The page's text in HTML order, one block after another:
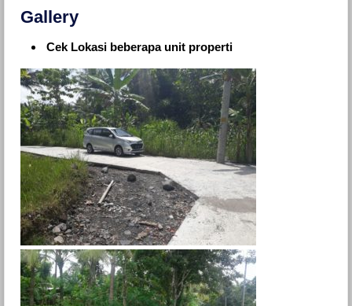
Gallery
Cek Lokasi beberapa unit properti